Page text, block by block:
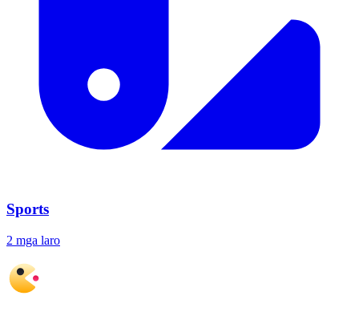
Sports
2 mga laro